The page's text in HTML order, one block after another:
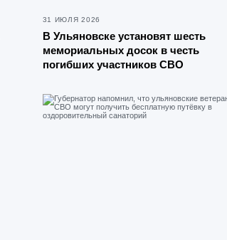
31 ИЮЛЯ 2026
В Ульяновске установят шесть
мемориальных досок в честь
погибших участников СВО